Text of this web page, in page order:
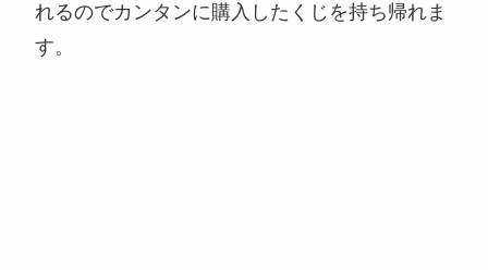
れるのでカンタンに購入したくじを持ち帰れま
す。